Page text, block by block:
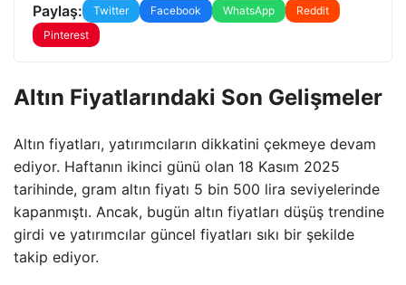
Paylaş: Twitter Facebook WhatsApp
Reddit
Pinterest
Altın Fiyatlarındaki Son Gelişmeler
Altın fiyatları, yatırımcıların dikkatini çekmeye devam
ediyor. Haftanın ikinci günü olan 18 Kasım 2025
tarihinde, gram altın fiyatı 5 bin 500 lira seviyelerinde
kapanmıştı. Ancak, bugün altın fiyatları düşüş trendine
girdi ve yatırımcılar güncel fiyatları sıkı bir şekilde
takip ediyor.